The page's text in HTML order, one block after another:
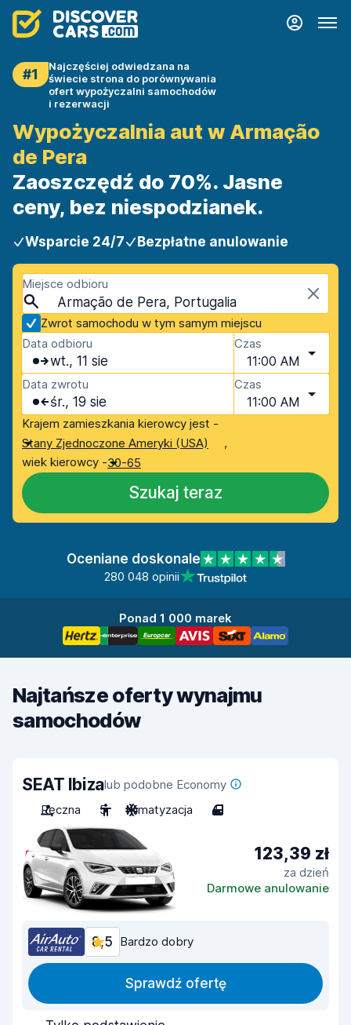
#1
Najczęściej odwiedzana na
świecie strona do porównywania
ofert wypożyczalni samochodów
i rezerwacji
Wypożyczalnia aut w Armação
de Pera
Zaoszczędź do 70%. Jasne
ceny, bez niespodzianek.
Wsparcie 24/7 Bezpłatne anulowanie
Miejsce odbioru
Armação de Pera, Portugalia
Zwrot samochodu w tym samym miejscu
Data odbioru
wt., 11 sie
Czas
11:00 AM
Data zwrotu
śr., 19 sie
Czas
11:00 AM
Krajem zamieszkania kierowcy jest -
Stany Zjednoczone Ameryki (USA)
,
wiek kierowcy -30-65
Szukaj teraz
Oceniane doskonale
280 048 opinii
Ponad 1 000 marek
Najtańsze oferty wynajmu
samochodów
SEAT Ibizalub podobne Economy
Ręczna
5 Klimatyzacja 4
123,39 zł
za dzień
Darmowe anulowanie
8,5 Bardzo dobry
Sprawdź ofertę